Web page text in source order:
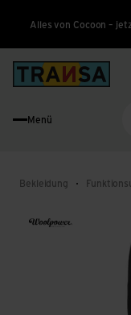
Alles von Cocoon –
Menü
Bekleidung